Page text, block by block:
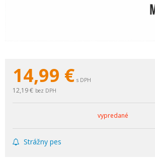
14,99 € s DPH
12,19 € bez DPH
vypredané
Strážny pes